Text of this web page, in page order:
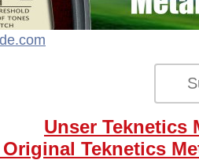
Unser Teknetics
Original Teknetics